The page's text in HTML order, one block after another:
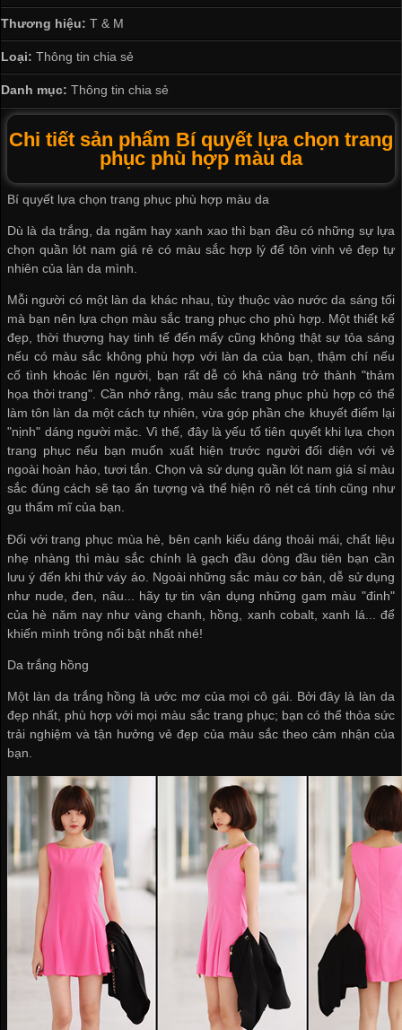
Thương hiệu: T & M
Loại: Thông tin chia sẻ
Danh mục: Thông tin chia sẻ
Chi tiết sản phẩm Bí quyết lựa chọn trang
phục phù hợp màu da
Bí quyết lựa chọn trang phục phù hợp màu da
Dù là da trắng, da ngăm hay xanh xao thì bạn đều có những sự lựa
chọnquần lót nam giá rẻ có màu sắc hợp lý để tôn vinh vẻ đẹp tự
nhiên của làn da mình.
Mỗi người có một làn da khác nhau, tùy thuộc vào nước da sáng tối
mà bạn nên lựa chọn màu sắc trang phục cho phù hợp. Một thiết kế
đẹp, thời thượng hay tinh tế đến mấy cũng không thật sự tỏa sáng
nếu có màu sắc không phù hợp với làn da của bạn, thậm chí nếu
cố tình khoác lên người, bạn rất dễ có khả năng trở thành "thảm
họa thời trang". Cần nhớ rằng, màu sắc trang phục phù hợp có thể
làm tôn làn da một cách tự nhiên, vừa góp phần che khuyết điểm lại
"nịnh" dáng người mặc. Vì thế, đây là yếu tố tiên quyết khi lựa chọn
trang phục nếu bạn muốn xuất hiện trước người đối diện với vẻ
ngoài hoàn hảo, tươi tắn. Chọn và sử dụng quần lót nam giá sỉmàu
sắc đúng cách sẽ tạo ấn tượng và thể hiện rõ nét cá tính cũng như
gu thẩm mĩ của bạn.
Đối với trang phục mùa hè, bên cạnh kiểu dáng thoải mái, chất liệu
nhẹ nhàng thì màu sắc chính là gạch đầu dòng đầu tiên bạn cần
lưu ý đến khi thử váy áo. Ngoài những sắc màu cơ bản, dễ sử dụng
như nude, đen, nâu... hãy tự tin vận dụng những gam màu "đinh"
của hè năm nay như vàng chanh, hồng, xanh cobalt, xanh lá... để
khiến mình trông nổi bật nhất nhé!
Da trắng hồng
Một làn da trắng hồng là ước mơ của mọi cô gái. Bởi đây là làn da
đẹp nhất, phù hợp với mọi màu sắc trang phục; bạn có thể thỏa sức
trải nghiệm và tận hưởng vẻ đẹp của màu sắc theo cảm nhận của
bạn.